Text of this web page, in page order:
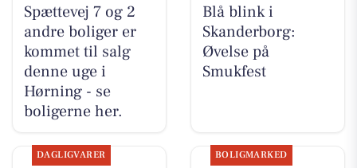
Spættevej 7 og 2
andre boliger er
kommet til salg
denne uge i
Hørning - se
boligerne her.
Blå blink i
Skanderborg:
Øvelse på
Smukfest
DAGLIGVARER BOLIGMARKED